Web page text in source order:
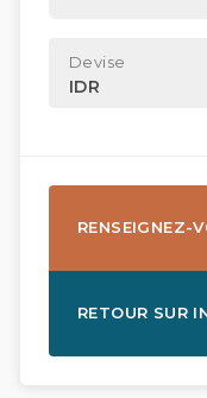
Devise
IDR
RENSEIGNEZ-
RETOUR SUR